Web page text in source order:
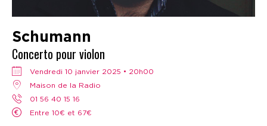
Schumann
Concerto pour violon
vendredi 10 janvier 2025 • 20h00
Maison de la Radio
01 56 40 15 16
Entre 10€ et 67€